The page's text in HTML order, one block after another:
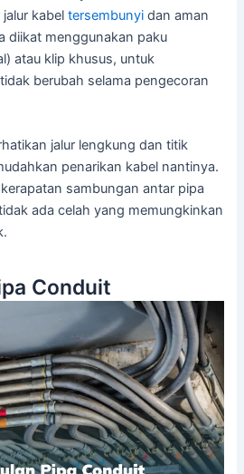
jalur kabeltersembunyi dan aman
diikat menggunakan paku
atau klip khusus, untuk
berubah selama pengecoran
jalur lengkung dan titik
penarikan kabel nantinya.
sambungan antar pipa
ada celah yang memungkinkan
Conduit